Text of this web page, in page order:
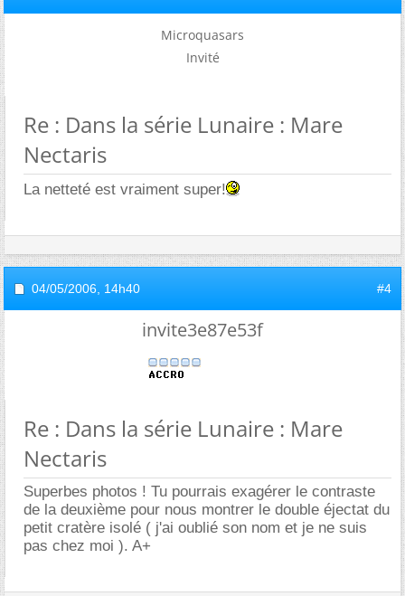
Microquasars
Invité
Re : Dans la série Lunaire : Mare
Nectaris
La netteté est vraiment super!
04/05/2006, 14h40 #4
invite3e87e53f
Re : Dans la série Lunaire : Mare
Nectaris
Superbes photos ! Tu pourrais exagérer le contraste
de la deuxième pour nous montrer le double éjectat du
petit cratère isolé ( j'ai oublié son nom et je ne suis
pas chez moi ). A+